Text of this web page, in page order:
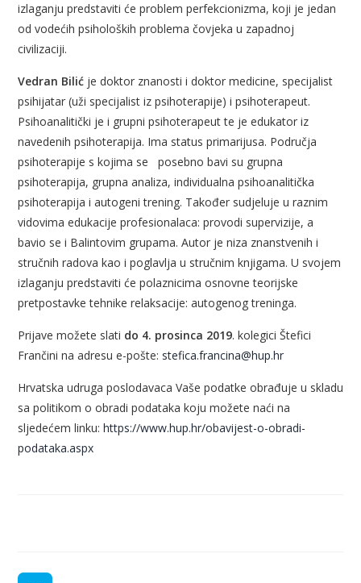
izlaganju predstaviti će problem perfekcionizma, koji je jedan
od vodećih psiholoških problema čovjeka u zapadnoj
civilizaciji.
Vedran Bilić je doktor znanosti i doktor medicine, specijalist
psihijatar (uži specijalist iz psihoterapije) i psihoterapeut.
Psihoanalitički je i grupni psihoterapeut te je edukator iz
navedenih psihoterapija. Ima status primarijusa. Područja
psihoterapije s kojima se posebno bavi su grupna
psihoterapija, grupna analiza, individualna psihoanalitička
psihoterapija i autogeni trening. Također sudjeluje u raznim
vidovima edukacije profesionalaca: provodi supervizije, a
bavio se i Balintovim grupama. Autor je niza znanstvenih i
stručnih radova kao i poglavlja u stručnim knjigama. U svojem
izlaganju predstaviti će polaznicima osnovne teorijske
pretpostavke tehnike relaksacije: autogenog treninga.
Prijave možete slati do 4. prosinca 2019. kolegici Štefici
Frančini na adresu e-pošte: stefica.francina@hup.hr
Hrvatska udruga poslodavaca Vaše podatke obrađuje u skladu
sa politikom o obradi podataka koju možete naći na
sljedećem linku: https://www.hup.hr/obavijest-o-obradi-
podataka.aspx